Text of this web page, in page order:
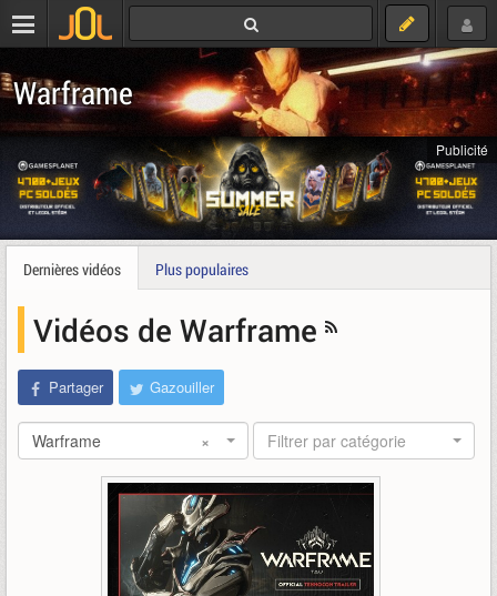
Warframe
Publicité
Dernières vidéos Plus populaires
Vidéos de Warframe
Partager Gazouiller
×
Warframe Filtrer par catégorie